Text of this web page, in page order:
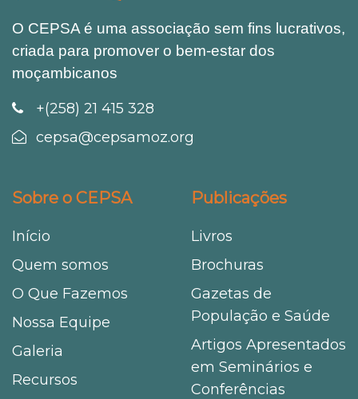
O CEPSA é uma associação sem fins lucrativos,
criada para promover o bem-estar dos
moçambicanos
+(258) 21 415 328
cepsa@cepsamoz.org
Sobre o CEPSA
Início
Quem somos
O Que Fazemos
Nossa Equipe
Galeria
Recursos
Publicações
Livros
Brochuras
Gazetas de
População e Saúde
Artigos Apresentados
em Seminários e
Conferências